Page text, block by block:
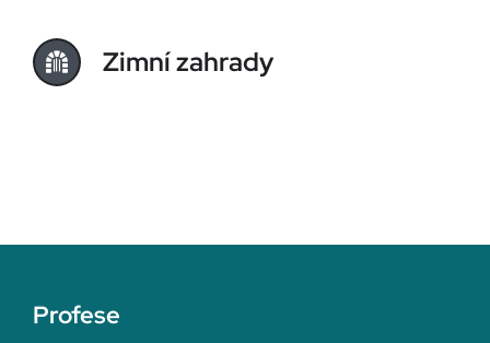
Zimní zahrady
Profese